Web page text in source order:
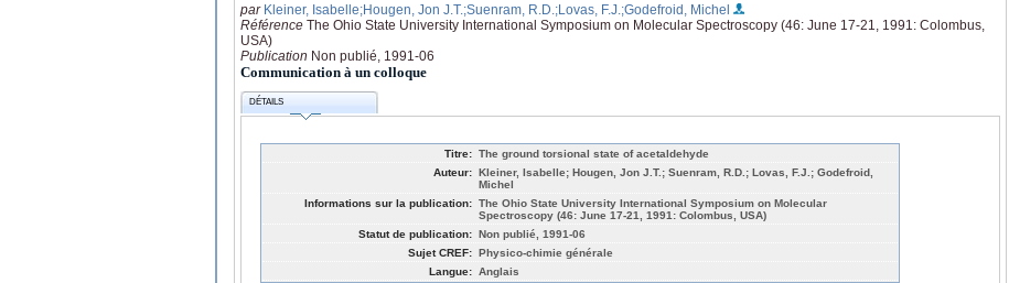
par Kleiner, Isabelle;Hougen, Jon J.T. ;Suenram, R.D. ;Lovas, F.J. ;Godefroid, Michel
Référence The Ohio State University International Symposium on Molecular Spectroscopy (46: June 17-21, 1991: Colombus,
USA)
Publication Non publié, 1991-06
Communication à un colloque
DÉTAILS
Titre: The ground torsional state of acetaldehyde
Auteur: Kleiner, Isabelle; Hougen, Jon J.T.; Suenram, R.D.; Lovas, F.J.; Godefroid,
Michel
Informations sur la publication: The Ohio State University International Symposium on Molecular
Spectroscopy (46: June 17-21, 1991: Colombus, USA)
Statut de publication: Non publié, 1991-06
Sujet CREF: Physico-chimie générale
Langue: Anglais